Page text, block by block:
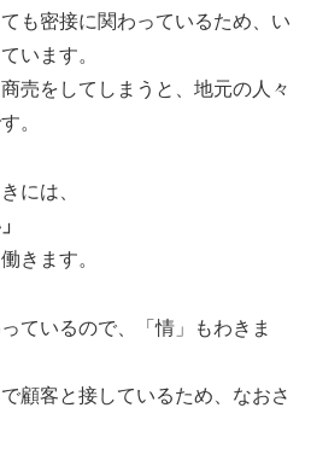
も密接に関わっているため、い
います。
売をしてしまうと、地元の人々
。
には、
きます。
ているので、「情」もわきま
顧客と接しているため、なおさ